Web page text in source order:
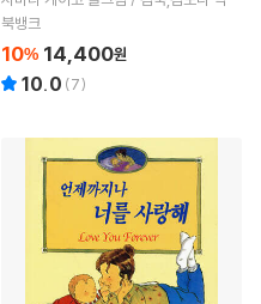
북뱅크
10% 14,400원
10.0 (7)